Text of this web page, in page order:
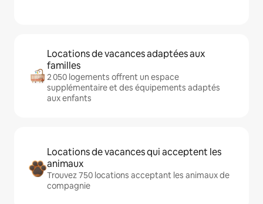
Locations de vacances adaptées aux
familles
2 050 logements offrent un espace
supplémentaire et des équipements adaptés
aux enfants
Locations de vacances qui acceptent les
animaux
Trouvez 750 locations acceptant les animaux de
compagnie